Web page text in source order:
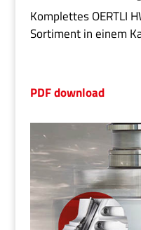
Komplettes OERTLI
Sortiment in einem
PDF download